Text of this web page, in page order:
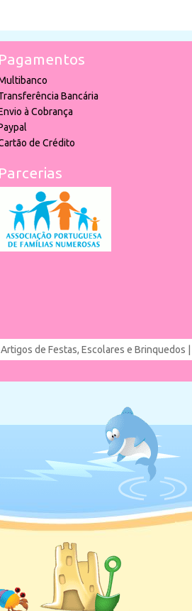
Pagamentos
Bancária
à Cobrança
de Crédito
Parcerias
de Festas, Escolares e Brinquedos |